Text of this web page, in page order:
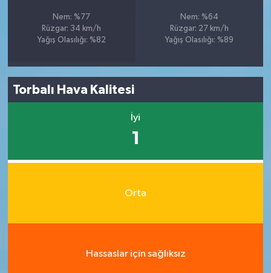
Nem: %77
Rüzgar: 34 km/h
Yağış Olasılığı: %82
Nem: %64
Rüzgar: 27 km/h
Yağış Olasılığı: %89
Torbalı Hava Kalitesi
İyi
1
Orta
Hassaslar için sağlıksız